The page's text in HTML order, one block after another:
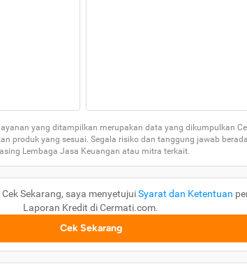
yang ditampilkan merupakan data yang dikumpulkan
produk yang sesuai. Segala risiko dan tanggung jawab
Lembaga Jasa Keuangan atau mitra terkait.
Sekarang, saya menyetujuiSyarat dan Ketentuan
Laporan Kredit di Cermati.com.
Cek Sekarang